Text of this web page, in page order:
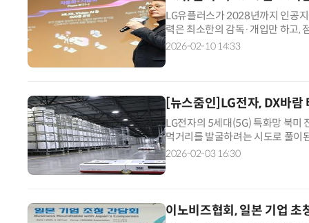
LG유플러스가 2028년까지 인공
력은 최소한의 감독·개입만 하고,
도록 기술을 진화시킨다는 목표다
2026-02-10 14:33
[뉴스줌인]LG전자, DX바
LG전자의 5세대(5G) 특화망 북미
먹거리를 발굴하려는 시도로 풀이
시도가 확대되면서 네트워크 인프
2026-02-03 16:30
이노비즈협회, 일본 기업 초